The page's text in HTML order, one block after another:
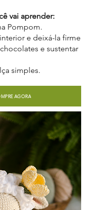
vai aprender:
Pompom.
e deixá-la firme
e sustentar
simples.
AGORA